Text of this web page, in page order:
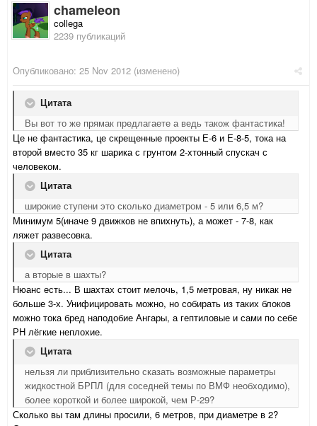
chameleon
collega
2239 публикаций
Опубликовано: 25 Nov 2012 (изменено)
Цитата
Вы вот то же прямак предлагаете а ведь також фантастика!
Це не фантастика, це скрещенные проекты Е-6 и Е-8-5, тока на
второй вместо 35 кг шарика с грунтом 2-хтонный спускач с
человеком.
Цитата
широкие ступени это сколько диаметром - 5 или 6,5 м?
Минимум 5(иначе 9 движков не впихнуть), а может - 7-8, как
ляжет развесовка.
Цитата
а вторые в шахты?
Нюанс есть... В шахтах стоит мелочь, 1,5 метровая, ну никак не
больше 3-х. Унифицировать можно, но собирать из таких блоков
можно тока бред наподобие Ангары, а гептиловые и сами по себе
РН лёгкие неплохие.
Цитата
нельзя ли приблизительно сказать возможные параметры
жидкостной БРПЛ (для соседней темы по ВМФ необходимо),
более короткой и более широкой, чем Р-29?
Сколько вы там длины просили, 6 метров, при диаметре в 2?